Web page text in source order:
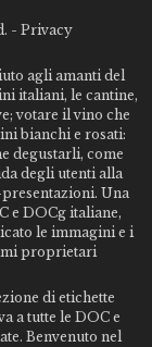
- Privacy
agli amanti del
italiani, le cantine,
votare il vino che
bianchi e rosati:
degustarli, come
degli utenti alla
Una
e DOCg italiane,
le immagini e i
proprietari
di etichette
a tutte le DOC e
Benvenuto nel